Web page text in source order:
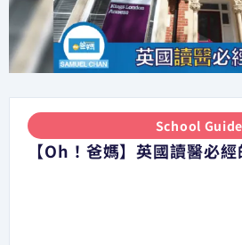
School Guide
【Oh！爸媽】英國讀醫必